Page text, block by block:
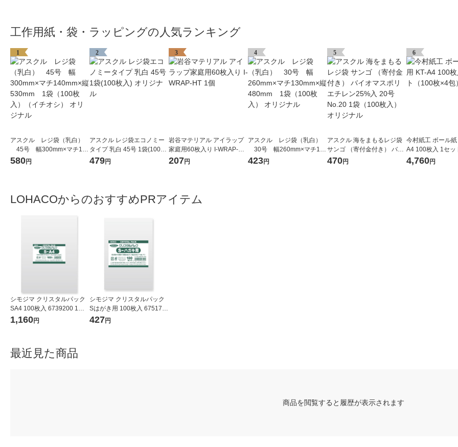
工作用紙・袋・ラッピングの人気ランキング
1
アスクル レジ袋（乳白）
45号 幅300mm×マチ140
mm×縦530mm 1袋（100
580円
2
アスクル レジ袋エコノミー
タイプ 乳白 45号 1袋(100枚
入) オリジナル
479円
3
岩谷マテリアル アイラップ
家庭用60枚入り I-WRAP-HT
1個
207円
4
アスクル レジ袋（乳白）
30号 幅260mm×マチ130
mm×縦480mm 1袋（100
423円
5
アスクル 海をまもるレジ袋
サンゴ （寄付金付き） バイ
オマスポリエチレン25%入 2
470円
6
今村紙工 ボール
A4 100枚入 1セッ
×4包）
4,760円
LOHACOからのおすすめPRアイテム
シモジマ クリスタルパック
SA4 100枚入 6739200 1袋
(100枚入)
1,160円
シモジマ クリスタルパック
Sはがき用 100枚入 675170
0 1袋(100枚入)
427円
最近見た商品
商品を閲覧すると履歴が表示されます